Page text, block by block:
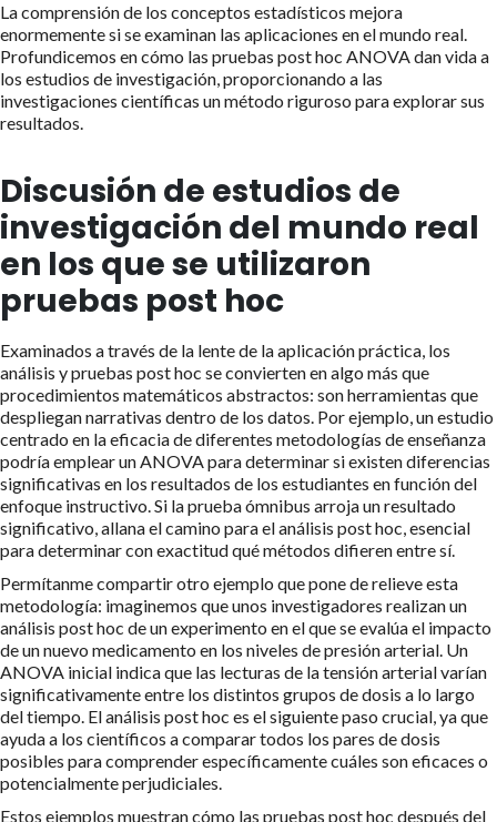
La comprensión de los conceptos estadísticos mejora
enormemente si se examinan las aplicaciones en el mundo real.
Profundicemos en cómo las pruebas post hoc ANOVA dan vida a
los estudios de investigación, proporcionando a las
investigaciones científicas un método riguroso para explorar sus
resultados.
Discusión de estudios de
investigación del mundo real
en los que se utilizaron
pruebas post hoc
Examinados a través de la lente de la aplicación práctica, los
análisis y pruebas post hoc se convierten en algo más que
procedimientos matemáticos abstractos: son herramientas que
despliegan narrativas dentro de los datos. Por ejemplo, un estudio
centrado en la eficacia de diferentes metodologías de enseñanza
podría emplear un ANOVA para determinar si existen diferencias
significativas en los resultados de los estudiantes en función del
enfoque instructivo. Si la prueba ómnibus arroja un resultado
significativo, allana el camino para el análisis post hoc, esencial
para determinar con exactitud qué métodos difieren entre sí.
Permítanme compartir otro ejemplo que pone de relieve esta
metodología: imaginemos que unos investigadores realizan un
análisis post hoc de un experimento en el que se evalúa el impacto
de un nuevo medicamento en los niveles de presión arterial. Un
ANOVA inicial indica que las lecturas de la tensión arterial varían
significativamente entre los distintos grupos de dosis a lo largo
del tiempo. El análisis post hoc es el siguiente paso crucial, ya que
ayuda a los científicos a comparar todos los pares de dosis
posibles para comprender específicamente cuáles son eficaces o
potencialmente perjudiciales.
Estos ejemplos muestran cómo las pruebas post hoc después del